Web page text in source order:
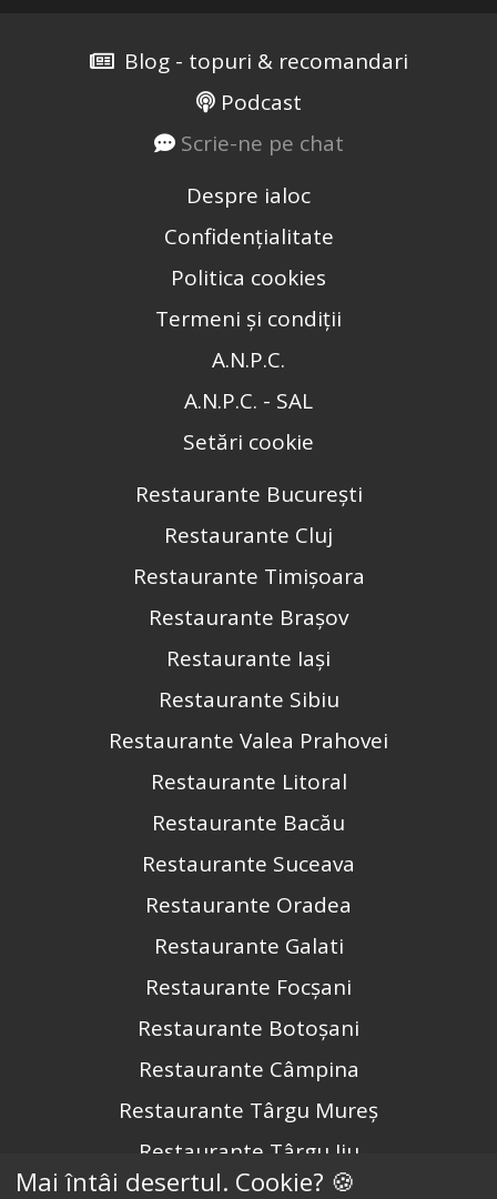
Blog - topuri & recomandari
Podcast
Scrie-ne pe chat
Despre ialoc
Confidențialitate
Politica cookies
Termeni și condiții
A.N.P.C.
A.N.P.C. - SAL
Setări cookie
Restaurante București
Restaurante Cluj
Restaurante Timișoara
Restaurante Brașov
Restaurante Iași
Restaurante Sibiu
Restaurante Valea Prahovei
Restaurante Litoral
Restaurante Bacău
Restaurante Suceava
Restaurante Oradea
Restaurante Galati
Restaurante Focșani
Restaurante Botoșani
Restaurante Câmpina
Restaurante Târgu Mureș
Restaurante Târgu Jiu
Restaurante Constanța
Mai întâi desertul. Cookie? 🍪